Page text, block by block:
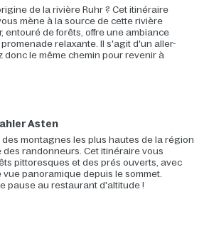
de la rivière Ruhr ? Cet itinéraire
mène à la source de cette rivière
entouré de forêts, offre une ambiance
relaxante. Il s'agit d'un aller-
donc le même chemin pour revenir à
Asten
montagnes les plus hautes de la région
randonneurs. Cet itinéraire vous
pittoresques et des prés ouverts, avec
panoramique depuis le sommet.
pause au restaurant d'altitude !